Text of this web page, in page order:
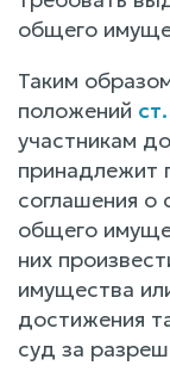
общего
Таким
положений
участникам
принадлежит
соглашения о
общего
них
имущества
достижения
суд за